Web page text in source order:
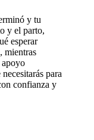
y tu
y el parto,
esperar
mientras
apoyo
para
confianza y